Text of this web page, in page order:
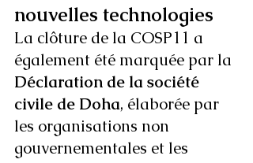
nouvelles technologies
La clôture de la COSP11 a
également été marquée par la
Déclaration de la société
civile de Doha, élaborée par
les organisations non
gouvernementales et les